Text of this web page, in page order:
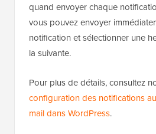
quand envoyer chaque
vous pouvez envoyer
notification et sélectionner une
la suivante.
Pour plus de détails, consultez
configuration des notifications
mail dans WordPress.